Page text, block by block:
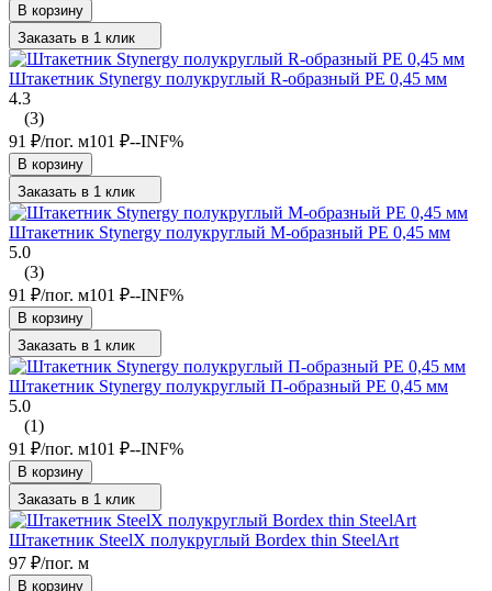
В корзину
Заказать в 1 клик
Штакетник Stynergy полукруглый R-образный PE 0,45 мм
4.3
(3)
91 ₽/пог. м101 ₽--INF%
В корзину
Заказать в 1 клик
Штакетник Stynergy полукруглый М-образный PE 0,45 мм
5.0
(3)
91 ₽/пог. м101 ₽--INF%
В корзину
Заказать в 1 клик
Штакетник Stynergy полукруглый П-образный PE 0,45 мм
5.0
(1)
91 ₽/пог. м101 ₽--INF%
В корзину
Заказать в 1 клик
Штакетник SteelX полукруглый Bordex thin SteelArt
97 ₽/пог. м
В корзину